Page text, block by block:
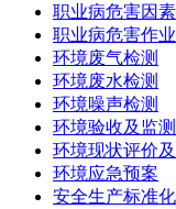
职业病危害因
职业病危害作
环境废气检测
环境废水检测
环境噪声检测
环境验收及监测
环境现状评价
环境应急预案
安全生产标准化